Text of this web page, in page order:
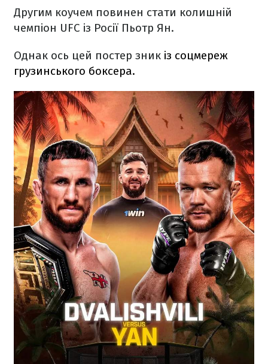
Другим коучем повинен стати колишній
чемпіон UFC із Росії Пьотр Ян.
Однак ось цей постер зник із соцмереж
грузинського боксера.